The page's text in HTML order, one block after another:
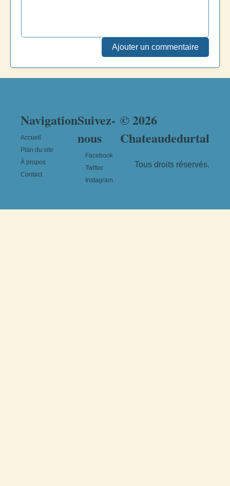
Ajouter un commentaire
Navigation
Accueil
Plan du site
À propos
Contact
Suivez-
nous
Facebook
Twitter
Instagram
© 2026
Chateaudedurtal
Tous droits réservés.